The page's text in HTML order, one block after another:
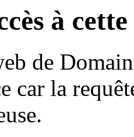
à
de
car la